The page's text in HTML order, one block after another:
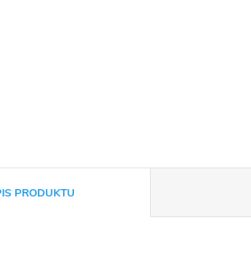
PRODUKTU